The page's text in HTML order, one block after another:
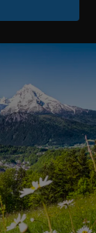
- +
- +
- +